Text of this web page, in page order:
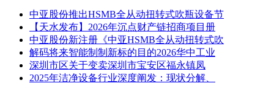
中亚股份推出HSMB全从动扭转式吹瓶设备节
【天水发布】2026年沉点财产链招商项目册
中亚股份新注册《中亚HSMB全从动扭转式吹
解码将来智能制制新标的目的2026华中工业
深圳市区关于变卖深圳市宝安区福永镇凤
2025年洁净设备行业深度阐发：现状分解、